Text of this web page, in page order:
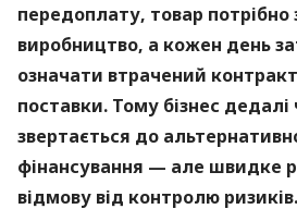
передоплату, товар потрібно
виробництво, а кожен день
означати втрачений
поставки. Тому бізнес дедалі
звертається до
фінансування — але швидке
відмову від контролю